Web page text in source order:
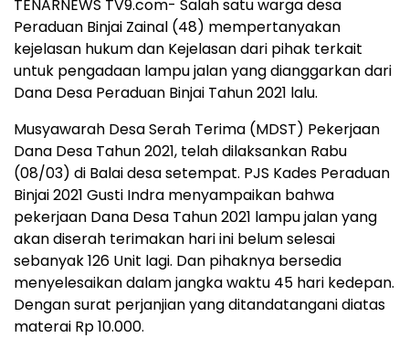
TENARNEWS TV9.com- Salah satu warga desa
Peraduan Binjai Zainal (48) mempertanyakan
kejelasan hukum dan Kejelasan dari pihak terkait
untuk pengadaan lampu jalan yang dianggarkan dari
Dana Desa Peraduan Binjai Tahun 2021 lalu.
Musyawarah Desa Serah Terima (MDST) Pekerjaan
Dana Desa Tahun 2021, telah dilaksankan Rabu
(08/03) di Balai desa setempat. PJS Kades Peraduan
Binjai 2021 Gusti Indra menyampaikan bahwa
pekerjaan Dana Desa Tahun 2021 lampu jalan yang
akan diserah terimakan hari ini belum selesai
sebanyak 126 Unit lagi. Dan pihaknya bersedia
menyelesaikan dalam jangka waktu 45 hari kedepan.
Dengan surat perjanjian yang ditandatangani diatas
materai Rp 10.000.